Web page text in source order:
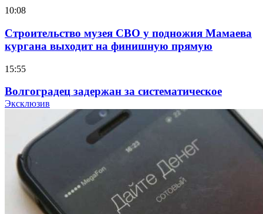
10:08
Строительство музея СВО у подножия Мамаева
кургана выходит на финишную прямую
15:55
Волгоградец задержан за систематическое
распространение фейков о ВС РФ
334 учреждения под контролем: в Волгограде
проверяют готовность школ и детсадов к
учебному году
13:47
Эксклюзив